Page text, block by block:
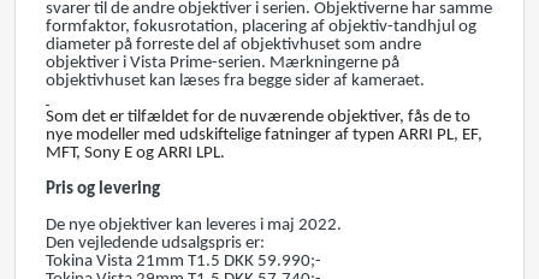
svarer til de andre objektiver i serien. Objektiverne har samme
formfaktor, fokusrotation, placering af objektiv-tandhjul og
diameter på forreste del af objektivhuset som andre
objektiver i Vista Prime-serien. Mærkningerne på
objektivhuset kan læses fra begge sider af kameraet.
Som det er tilfældet for de nuværende objektiver, fås de to
nye modeller med udskiftelige fatninger af typen ARRI PL, EF,
MFT, Sony E og ARRI LPL.
Pris og levering
De nye objektiver kan leveres i maj 2022.
Den vejledende udsalgspris er:
Tokina Vista 21mm T1.5 DKK 59.990;-